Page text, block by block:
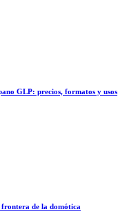
GLP: precios, formatos y usos
de la domótica